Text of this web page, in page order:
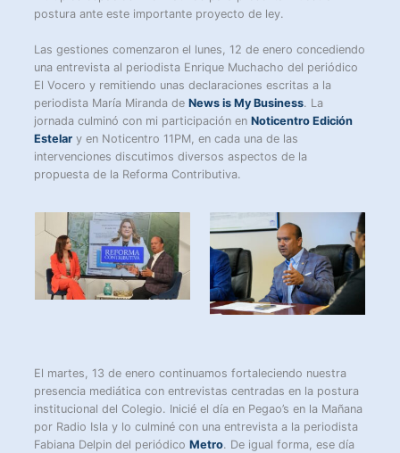
postura ante este importante proyecto de ley.
Las gestiones comenzaron el lunes, 12 de enero concediendo
una entrevista al periodista Enrique Muchacho del periódico
El Vocero y remitiendo unas declaraciones escritas a la
periodista María Miranda deNews is My Business. La
jornada culminó con mi participación enNoticentro Edición
Estelar y en Noticentro 11PM, en cada una de las
intervenciones discutimos diversos aspectos de la
propuesta de la Reforma Contributiva.
El martes, 13 de enero continuamos fortaleciendo nuestra
presencia mediática con entrevistas centradas en la postura
institucional del Colegio. Inicié el día en Pegao’s en la Mañana
por Radio Isla y lo culminé con una entrevista a la periodista
Fabiana Delpin del periódicoMetro. De igual forma, ese día